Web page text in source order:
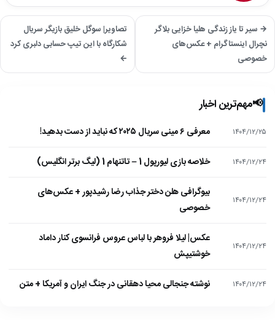
→ سیر تا یاز زندگی هلیا خزایی بلاگر
نچرال اینستاگرام + عکس‌های
خصوصی
تصاویر| سوگل خلیق بازیگر سریال
شکارگاه با این تیپ حسابی دلبری کرد
←
📢مهم‌ترین اخبار
۱۴۰۴/۱۲/۲۵ معرفی ۶ مینی سریال ۲۰۲۵ که نباید از دست بدهید!
۱۴۰۴/۱۲/۲۴ خلاصه بازی لیورپول 1 – تاتنهام 1 (لیگ برتر انگلیس)
۱۴۰۴/۱۲/۲۴
بیوگرافی هلن دختر جذاب رضا رشیدپور + عکس‌های
خصوصی
۱۴۰۴/۱۲/۲۴
عکس| لیلا فروهر با لباس عروس فرانسوی کنار داماد
خوشتیپش
۱۴۰۴/۱۲/۲۴ نوشته جنجالی محیا دهقانی در جنگ ایران و آمریکا + متن